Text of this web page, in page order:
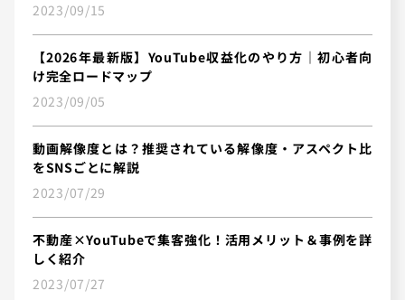
2023/09/15
【2026年最新版】YouTube収益化のやり方｜初心者向
け完全ロードマップ
2023/09/05
動画解像度とは？推奨されている解像度・アスペクト比
をSNSごとに解説
2023/07/29
不動産×YouTubeで集客強化！活用メリット＆事例を詳
しく紹介
2023/07/27